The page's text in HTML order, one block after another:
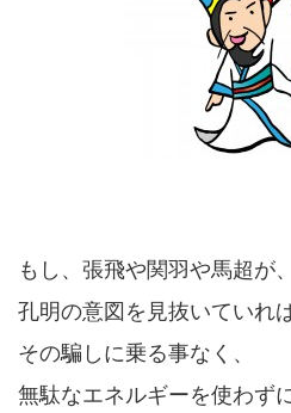
もし、張飛や関羽や馬超が
孔明の意図を見抜いていれ
その騙しに乗る事なく、
無駄なエネルギーを使わずに